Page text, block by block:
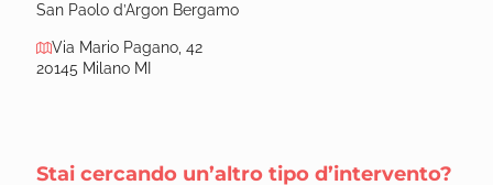
San Paolo d’Argon Bergamo
Via Mario Pagano, 42
20145 Milano MI
Stai cercando un’altro tipo d’intervento?